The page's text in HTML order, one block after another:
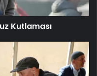
Kutlaması